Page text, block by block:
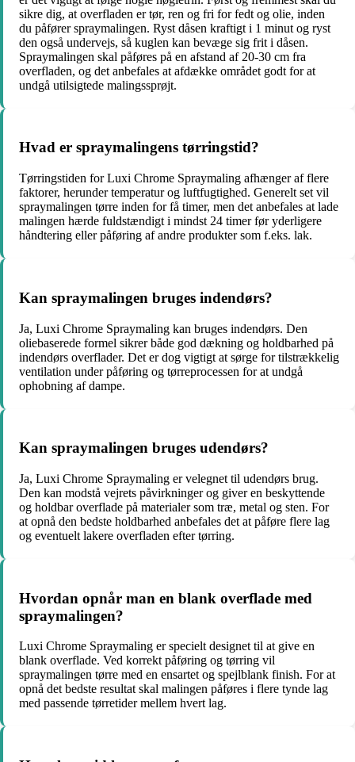
sikre dig, at overfladen er tør, ren og fri for fedt og olie, inden
du påfører spraymalingen. Ryst dåsen kraftigt i 1 minut og ryst
den også undervejs, så kuglen kan bevæge sig frit i dåsen.
Spraymalingen skal påføres på en afstand af 20-30 cm fra
overfladen, og det anbefales at afdække området godt for at
undgå utilsigtede malingssprøjt.
Hvad er spraymalingens tørringstid?
Tørringstiden for Luxi Chrome Spraymaling afhænger af flere
faktorer, herunder temperatur og luftfugtighed. Generelt set vil
spraymalingen tørre inden for få timer, men det anbefales at lade
malingen hærde fuldstændigt i mindst 24 timer før yderligere
håndtering eller påføring af andre produkter som f.eks. lak.
Kan spraymalingen bruges indendørs?
Ja, Luxi Chrome Spraymaling kan bruges indendørs. Den
oliebaserede formel sikrer både god dækning og holdbarhed på
indendørs overflader. Det er dog vigtigt at sørge for tilstrækkelig
ventilation under påføring og tørreprocessen for at undgå
ophobning af dampe.
Kan spraymalingen bruges udendørs?
Ja, Luxi Chrome Spraymaling er velegnet til udendørs brug.
Den kan modstå vejrets påvirkninger og giver en beskyttende
og holdbar overflade på materialer som træ, metal og sten. For
at opnå den bedste holdbarhed anbefales det at påføre flere lag
og eventuelt lakere overfladen efter tørring.
Hvordan opnår man en blank overflade med
spraymalingen?
Luxi Chrome Spraymaling er specielt designet til at give en
blank overflade. Ved korrekt påføring og tørring vil
spraymalingen tørre med en ensartet og spejlblank finish. For at
opnå det bedste resultat skal malingen påføres i flere tynde lag
med passende tørretider mellem hvert lag.